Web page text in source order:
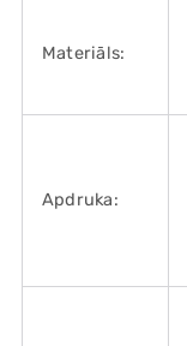
Materiāls:
Apdruka: